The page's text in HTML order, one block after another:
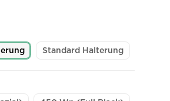
Standard Halterung